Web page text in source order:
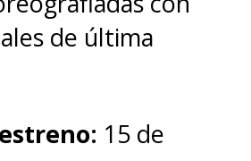
, desdeEl Satánico
para Morir
del agente al
de última
15 de